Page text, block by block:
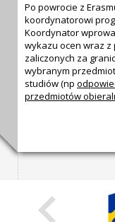
Po powrocie z
koordynatorowi
Koordynator
wykazu ocen wraz
zaliczonych za
wybranym
studiów (np
przedmiotów